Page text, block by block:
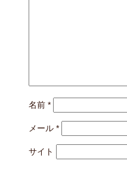
名前 *
メール *
サイト